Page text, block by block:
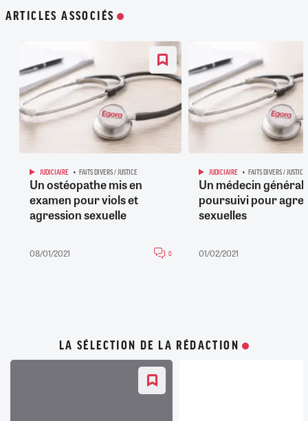
ARTICLES ASSOCIÉS
JUDICIAIRE FAITS DIVERS / JUSTICE
Un ostéopathe mis en
examen pour viols et
agression sexuelle
08/01/2021 0
JUDICIAIRE FAITS DIVERS / JUSTICE
Un médecin
poursuivi pour
sexuelles
01/02/2021
LA SÉLECTION DE LA RÉDACTION